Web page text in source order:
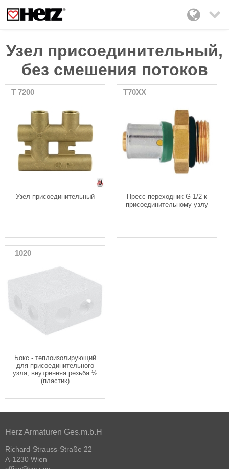

Узел присоединительный,
без смешения потоков
T 7200
Узел присоединительный
T70XX
Пресс-переходник G 1/2 к
присоединительному узлу
1020
Бокс - теплоизолирующий
для присоединительного
узла, внутренняя резьба ½
(пластик)
Herz Armaturen Ges.m.b.H
Richard-Strauss-Straße 22
A-1230 Wien